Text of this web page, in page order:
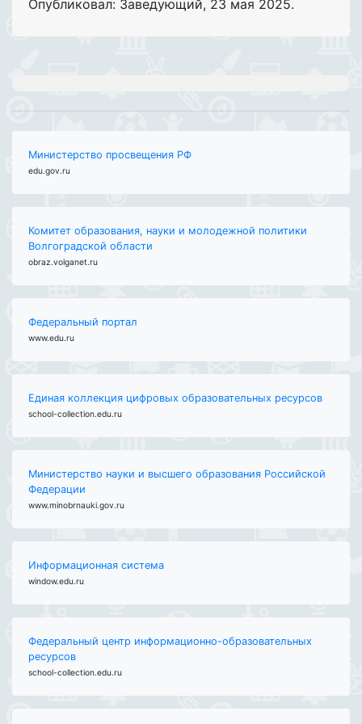
Опубликовал: Заведующий, 23 мая 2025.
Министерство просвещения РФ
edu.gov.ru
Комитет образования, науки и молодежной политики
Волгоградской области
obraz.volganet.ru
Федеральный портал
www.edu.ru
Единая коллекция цифровых образовательных ресурсов
school-collection.edu.ru
Министерство науки и высшего образования Российской
Федерации
www.minobrnauki.gov.ru
Информационная система
window.edu.ru
Федеральный центр информационно-образовательных
ресурсов
school-collection.edu.ru